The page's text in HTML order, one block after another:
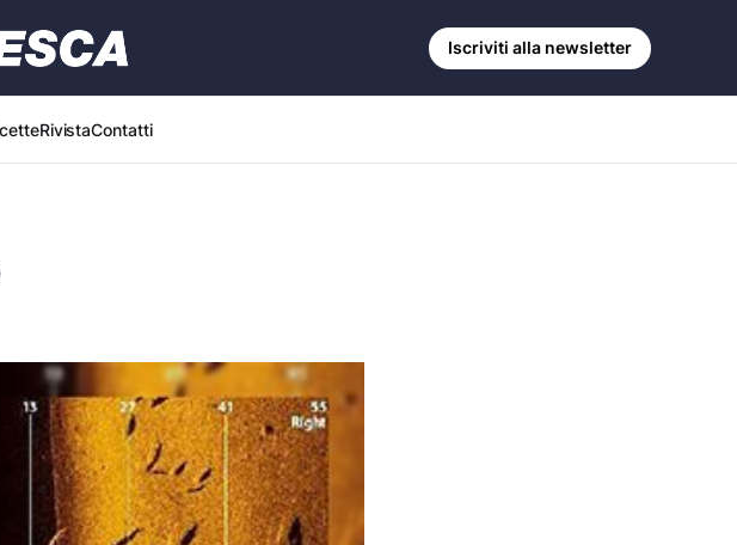
RivistaContatti
Iscriviti alla newsletter